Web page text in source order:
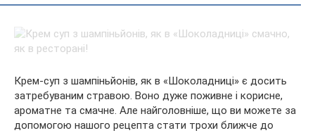
Крем-суп з шампіньйонів, як в «Шоколадниці» є досить
затребуваним стравою. Воно дуже поживне і корисне,
ароматне та смачне. Але найголовніше, що ви можете за
допомогою нашого рецепта стати трохи ближче до